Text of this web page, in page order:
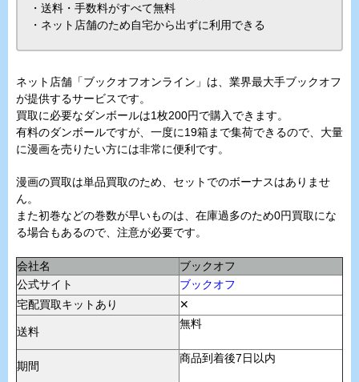
・送料・手数料がすべて無料
・ネット店舗のため自宅から出ずに利用できる
ネット店舗「ブックオフオンライン」は、業界最大手ブックオフ
が提供するサービスです。
買取に必要なダンボールは1枚200円で購入できます。
有料のダンボールですが、一度に19箱まで集荷できるので、大量
に漫画を売りたい方には非常に便利です。
漫画の買取は単品買取のため、セットでのボーナスはありませ
ん。
また初巻などの巻数が早いものは、在庫過多のため0円買取にな
る場合もあるので、注意が必要です。
会社名
ブックオフ
公式サイト
ブックオフ
宅配買取キットあり
✕
送料
無料
期間
商品到着後7日以内